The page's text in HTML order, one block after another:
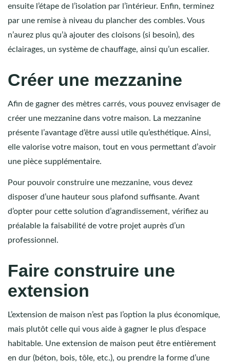
ensuite l’étape de l’isolation par l’intérieur. Enfin, terminez
par une remise à niveau du plancher des combles. Vous
n’aurez plus qu’à ajouter des cloisons (si besoin), des
éclairages, un système de chauffage, ainsi qu’un escalier.
Créer une mezzanine
Afin de gagner des mètres carrés, vous pouvez envisager de
créer une mezzanine dans votre maison. La mezzanine
présente l’avantage d’être aussi utile qu’esthétique. Ainsi,
elle valorise votre maison, tout en vous permettant d’avoir
une pièce supplémentaire.
Pour pouvoir construire une mezzanine, vous devez
disposer d’une hauteur sous plafond suffisante. Avant
d’opter pour cette solution d’agrandissement, vérifiez au
préalable la faisabilité de votre projet auprès d’un
professionnel.
Faire construire une
extension
L’extension de maison n’est pas l’option la plus économique,
mais plutôt celle qui vous aide à gagner le plus d’espace
habitable. Une extension de maison peut être entièrement
en dur (béton, bois, tôle, etc.), ou prendre la forme d’une